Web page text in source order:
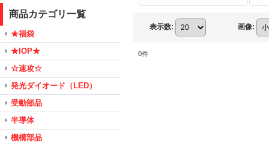
商品カテゴリ一覧
★福袋
★IOP★
☆速攻☆
発光ダイオード（LED）
受動部品
半導体
機構部品
表示数: 画像:
0件